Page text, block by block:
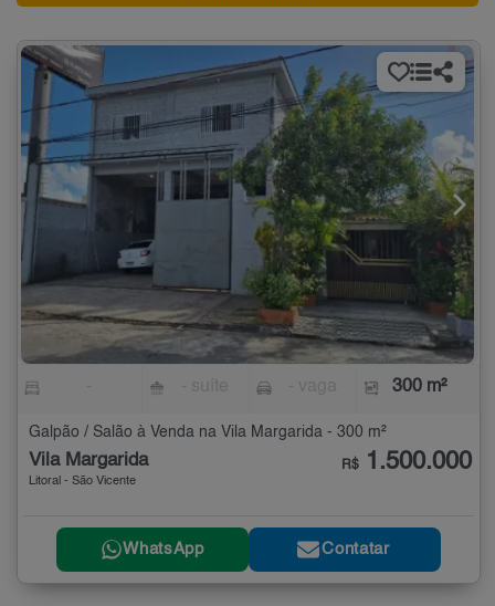
300 m²
Galpão / Salão à Venda na Vila Margarida - 300 m²
Vila Margarida
Litoral - São Vicente
R$ 1.500.000
WhatsApp Contatar